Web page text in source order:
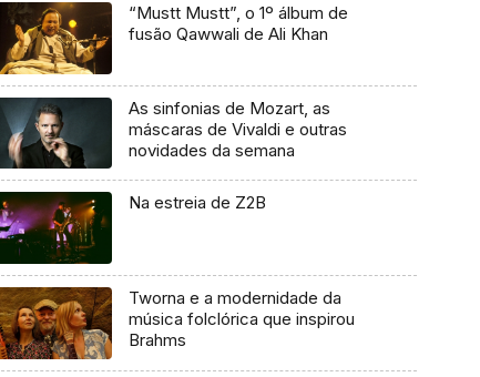
“Mustt Mustt”, o 1º álbum de
fusão Qawwali de Ali Khan
As sinfonias de Mozart, as
máscaras de Vivaldi e outras
novidades da semana
Na estreia de Z2B
Tworna e a modernidade da
música folclórica que inspirou
Brahms